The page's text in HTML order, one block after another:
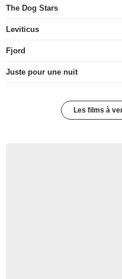
The Dog Stars
Leviticus
Fjord
Juste pour une nuit
Les films à